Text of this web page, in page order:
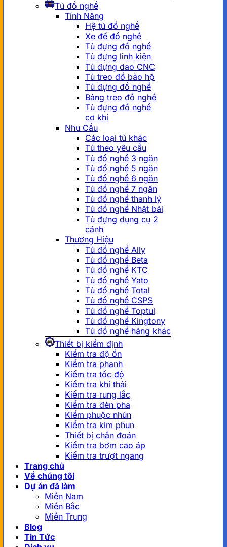
Tủ đồ nghề
Tính Năng
Hệ tủ đồ nghề
Xe để đồ nghề
Tủ đựng đồ nghề
Tủ đựng linh kiện
Tủ đựng dao CNC
Tủ treo đồ bảo hộ
Tủ đựng đồ nghề
Bảng treo đồ nghề
Tủ đựng đồ nghề
cơ khí
Nhu Cầu
Các loại tủ khác
Tủ theo yêu cầu
Tủ đồ nghề 3 ngăn
Tủ đồ nghề 5 ngăn
Tủ đồ nghề 6 ngăn
Tủ đồ nghề 7 ngăn
Tủ đồ nghề thanh lý
Tủ đồ nghề Nhật bãi
Tủ đựng dụng cụ 2
cánh
Thương Hiệu
Tủ đồ nghề Ally
Tủ đồ nghề Beta
Tủ đồ nghề KTC
Tủ đồ nghề Yato
Tủ đồ nghề Total
Tủ đồ nghề CSPS
Tủ đồ nghề Toptul
Tủ đồ nghề Kingtony
Tủ đồ nghề hãng khác
Thiết bị kiểm định
Kiểm tra độ ồn
Kiểm tra phanh
Kiểm tra tốc độ
Kiểm tra khí thải
Kiểm tra rung lắc
Kiểm tra đèn pha
Kiểm phuộc nhún
Kiểm tra kim phun
Thiết bị chẩn đoán
Kiểm tra bơm cao áp
Kiểm tra trượt ngang
Trang chủ
Về chúng tôi
Dự án đã làm
Miền Nam
Miền Bắc
Miền Trung
Blog
Tin Tức